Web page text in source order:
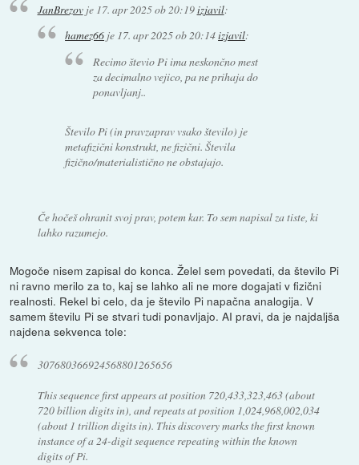
JanBrezovje 17. apr 2025 ob 20:19izjavil:
hamez66 je 17. apr 2025 ob 20:14izjavil:
Recimo števio Pi ima neskončno mest
za decimalno vejico, pa ne prihaja do
ponavljanj..
Število Pi (in pravzaprav vsako število) je
metafizični konstrukt, ne fizični. Števila
fizično/materialistično ne obstajajo.
Če hočeš ohranit svoj prav, potem kar. To sem napisal za tiste, ki
lahko razumejo.
Mogoče nisem zapisal do konca. Želel sem povedati, da število Pi
ni ravno merilo za to, kaj se lahko ali ne more dogajati v fizični
realnosti. Rekel bi celo, da je število Pi napačna analogija. V
samem številu Pi se stvari tudi ponavljajo. AI pravi, da je najdaljša
najdena sekvenca tole:
307680366924568801265656
This sequence first appears at position 720,433,323,463 (about
720 billion digits in), and repeats at position 1,024,968,002,034
(about 1 trillion digits in). This discovery marks the first known
instance of a 24-digit sequence repeating within the known
digits of Pi.